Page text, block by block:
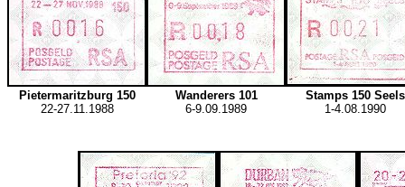
Pietermaritzburg 150
22-27.11.1988
Wanderers 101
6-9.09.1989
Stamps 150 Seels
1-4.08.1990